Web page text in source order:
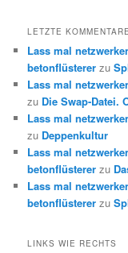
LETZTE KOMMENTARE
Lass mal
betonflüsterer zu
Lass mal
zu Die Swap-Datei.
Lass mal
zu Deppenkultur
Lass mal
betonflüsterer zu
Lass mal
betonflüsterer zu
LINKS WIE RECHTS